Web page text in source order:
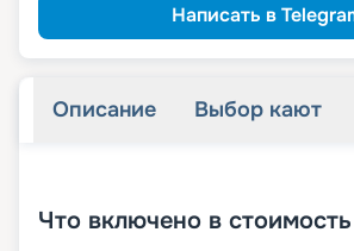
Написать в
Описание Выбор кают
Что включено в стоимость